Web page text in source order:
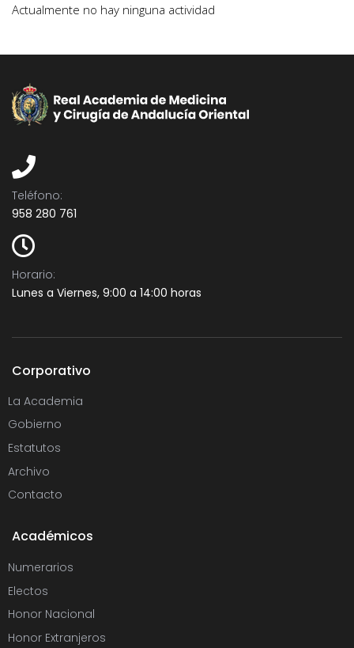
Actualmente no hay ninguna actividad
Teléfono:​
958 280 761
Horario:
Lunes a Viernes, 9:00 a 14:00 horas
Corporativo
La Academia
Gobierno
Estatutos
Archivo
Contacto
Académicos
Numerarios
Electos
Honor Nacional
Honor Extranjeros